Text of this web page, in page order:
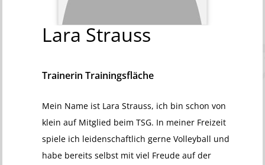
Lara Strauss
Trainerin Trainingsfläche
Mein Name ist Lara Strauss, ich bin schon von
klein auf Mitglied beim TSG. In meiner Freizeit
spiele ich leidenschaftlich gerne Volleyball und
habe bereits selbst mit viel Freude auf der